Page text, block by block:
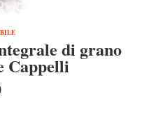
di grano
Cappelli